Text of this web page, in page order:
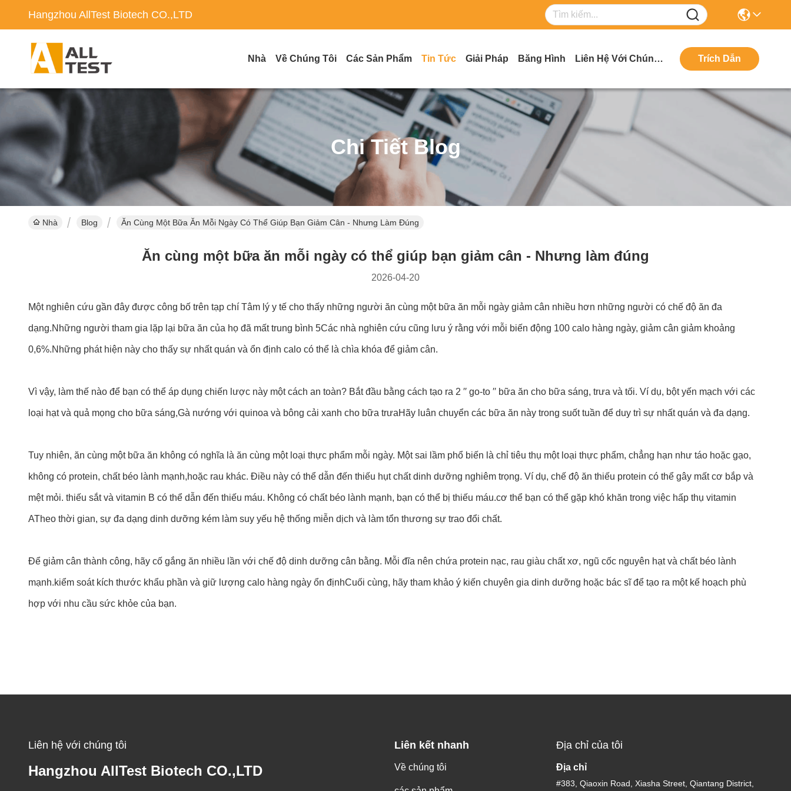
Hangzhou AllTest Biotech CO.,LTD
Nhà Về Chúng Tôi Các Sản Phẩm Tin Tức Giải Pháp Băng Hình Liên Hệ Với Chúng Tôi Trích Dẫn
Chi Tiết Blog
Nhà Blog Ăn Cùng Một Bữa Ăn Mỗi Ngày Có Thể Giúp Bạn Giảm Cân - Nhưng Làm Đúng
Ăn cùng một bữa ăn mỗi ngày có thể giúp bạn giảm cân - Nhưng làm đúng
2026-04-20
Một nghiên cứu gần đây được công bố trên tạp chí Tâm lý y tế cho thấy những người ăn cùng một bữa ăn mỗi ngày giảm cân nhiều hơn những người có chế độ ăn đa
dạng.Những người tham gia lặp lại bữa ăn của họ đã mất trung bình 5Các nhà nghiên cứu cũng lưu ý rằng với mỗi biến động 100 calo hàng ngày, giảm cân giảm khoảng
0,6%.Những phát hiện này cho thấy sự nhất quán và ổn định calo có thể là chìa khóa để giảm cân.
Vì vậy, làm thế nào để bạn có thể áp dụng chiến lược này một cách an toàn? Bắt đầu bằng cách tạo ra 2 ′′ go-to ′′ bữa ăn cho bữa sáng, trưa và tối. Ví dụ, bột yến mạch với các
loại hạt và quả mọng cho bữa sáng,Gà nướng với quinoa và bông cải xanh cho bữa trưaHãy luân chuyển các bữa ăn này trong suốt tuần để duy trì sự nhất quán và đa dạng.
Tuy nhiên, ăn cùng một bữa ăn không có nghĩa là ăn cùng một loại thực phẩm mỗi ngày. Một sai lầm phổ biến là chỉ tiêu thụ một loại thực phẩm, chẳng hạn như táo hoặc gạo,
không có protein, chất béo lành mạnh,hoặc rau khác. Điều này có thể dẫn đến thiếu hụt chất dinh dưỡng nghiêm trọng. Ví dụ, chế độ ăn thiếu protein có thể gây mất cơ bắp và
mệt mỏi. thiếu sắt và vitamin B có thể dẫn đến thiếu máu. Không có chất béo lành mạnh, bạn có thể bị thiếu máu.cơ thể bạn có thể gặp khó khăn trong việc hấp thụ vitamin
ATheo thời gian, sự đa dạng dinh dưỡng kém làm suy yếu hệ thống miễn dịch và làm tổn thương sự trao đổi chất.
Để giảm cân thành công, hãy cố gắng ăn nhiều lần với chế độ dinh dưỡng cân bằng. Mỗi đĩa nên chứa protein nạc, rau giàu chất xơ, ngũ cốc nguyên hạt và chất béo lành
mạnh.kiểm soát kích thước khẩu phần và giữ lượng calo hàng ngày ổn địnhCuối cùng, hãy tham khảo ý kiến chuyên gia dinh dưỡng hoặc bác sĩ để tạo ra một kế hoạch phù
hợp với nhu cầu sức khỏe của bạn.
Liên hệ với chúng tôi
Hangzhou AllTest Biotech CO.,LTD
Liên kết nhanh
Về chúng tôi
Địa chỉ của tôi
Địa chỉ
#383, Qiaoxin Road, Xiasha Street, Qiantang District,